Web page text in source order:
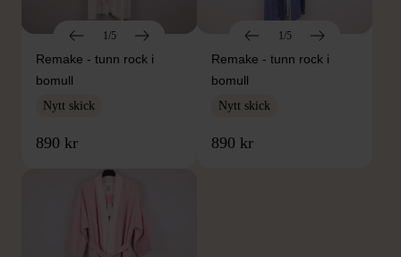
1/5
Remake - tunn rock i
bomull
Nytt skick
890 kr
1/5
Remake - tunn rock i
bomull
Nytt skick
890 kr